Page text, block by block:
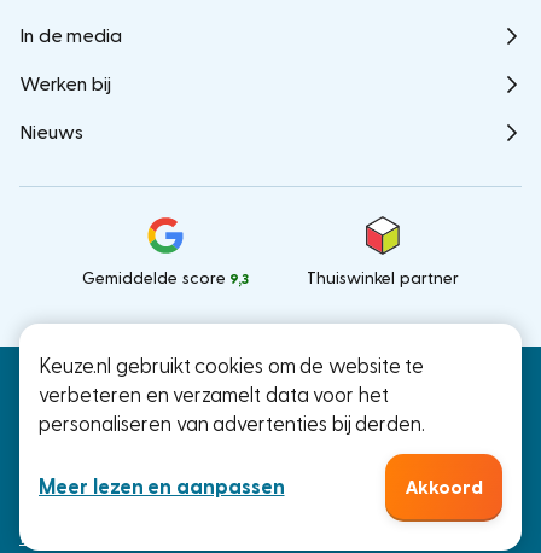
Keuze.nl gebruikt cookies om de website te
verbeteren en verzamelt data voor het
personaliseren van advertenties bij derden.
Meer lezen en aanpassen Akkoord
In de media
Werken bij
Nieuws
Gemiddelde score 9,3 Thuiswinkel partner
Keuze.nl B.V.
Ramstraat 27, Utrecht
Algemene voorwaarden
Privacy disclaimer